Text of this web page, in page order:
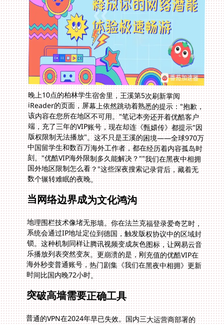
晚上10点的柏林学生宿舍里，王溪第5次刷新掌阅
iReader的页面，屏幕上依然跳动着熟悉的提示："抱歉，
该内容在您所在地区不可用。"笔记本旁还开着优酷客户
端，充了三年的VIP账号，现在却连《甄嬛传》都提示"因
版权限制无法播放"。这不只是王溪的困境——全球970万
中国留学生和数百万海外工作者，都在经历着内容孤岛时
刻。"优酷VIP海外限制多久能解决？""我们在黑夜中相拥
国外地区限制怎么看？"这些深夜搜索记录背后，藏着无
数个辗转难眠的夜晚。
当网络边界成为文化鸿沟
地理围栏技术像堵无形墙。你在法兰克福登录爱奇艺时，
系统会通过IP地址定位到德国，触发版权协议中的区域封
锁。这种机制同样让腾讯视频变成灰色图标，让网易云音
乐播放列表突然变灰。更崩溃的是，刚充值的优酷VIP在
海外秒变普通账号，热门剧集《我们在黑夜中相拥》更新
时间比国内晚72小时。
突破高墙需要正确工具
普通的VPN在2024年早已失效。国内三大运营商部署的
GFW精准识别流量特征，去年某主流VPN在柏林机场被检
测屏蔽的概率高达89%。真正需要的，是专门为海外用户
研发的回国加速器。这类工具采用三重协议混淆技术，比
如通过智能DNS解析将你的设备伪装成杭州的家庭宽带，